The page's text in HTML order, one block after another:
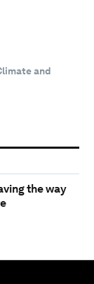
and
the way